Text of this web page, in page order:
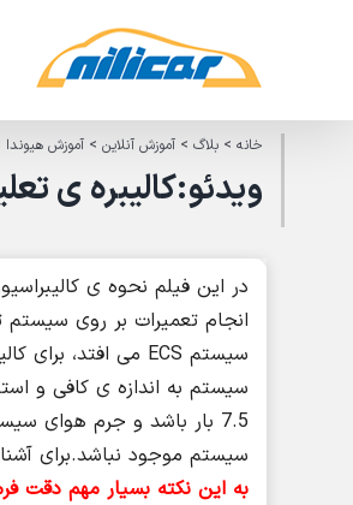
خانه> بلاگ> آموزش آنلاین> آموزش هیوندا
ویدئو:کالیبره ی
در این فیلم نحوه ی
سیستم به اندازه ی کافی و
سیستم موجود نباشد.برای
به این نکته بسیار مهم دقت